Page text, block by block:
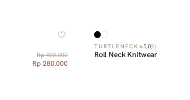
Rp 400.000
Rp 280.000
TURTLENECK ★5,0(2)
Roll Neck Knitwear